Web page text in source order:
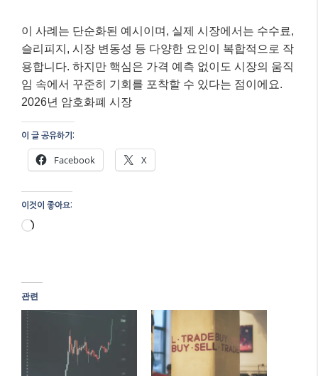
이 사례는 단순화된 예시이며, 실제 시장에서는 수수료,
슬리피지, 시장 변동성 등 다양한 요인이 복합적으로 작
용합니다. 하지만 핵심은 가격 예측 없이도 시장의 움직
임 속에서 꾸준히 기회를 포착할 수 있다는 점이에요.
2026년 암호화폐 시장
이 글 공유하기:
Facebook X
이것이 좋아요:
로
관련